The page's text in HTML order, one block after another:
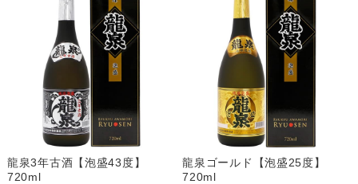
龍泉3年古酒【泡盛43度】
720ml
龍泉ゴールド【泡盛25度】
720ml